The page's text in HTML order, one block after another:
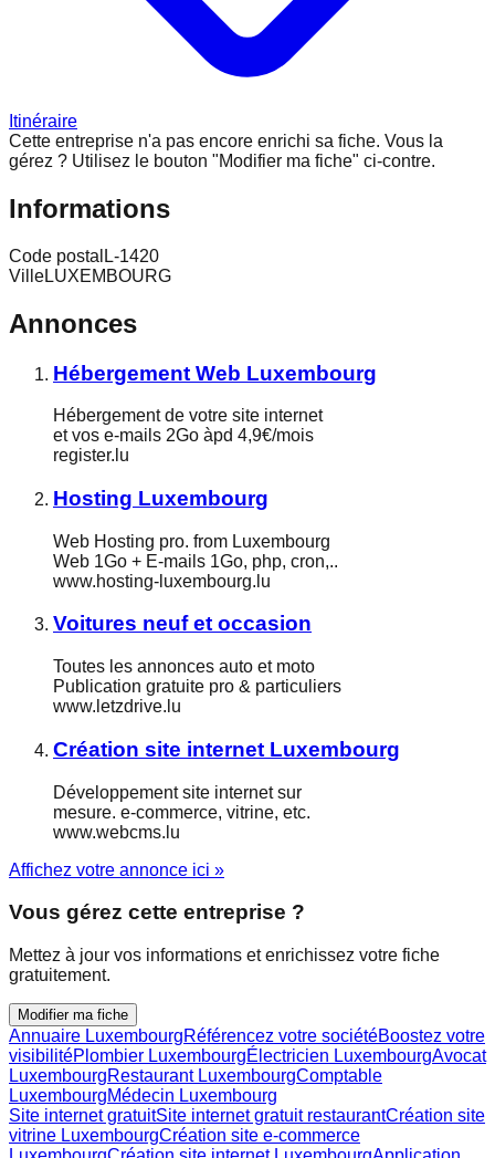
Itinéraire
Cette entreprise n'a pas encore enrichi sa fiche. Vous la
gérez ? Utilisez le bouton "Modifier ma fiche" ci-contre.
Informations
Code postal L-1420
VilleLUXEMBOURG
Annonces
Hébergement Web Luxembourg
Hébergement de votre site internet
et vos e-mails 2Go àpd 4,9€/mois
register.lu
Hosting Luxembourg
Web Hosting pro. from Luxembourg
Web 1Go + E-mails 1Go, php, cron,..
www.hosting-luxembourg.lu
Voitures neuf et occasion
Toutes les annonces auto et moto
Publication gratuite pro & particuliers
www.letzdrive.lu
Création site internet Luxembourg
Développement site internet sur
mesure. e-commerce, vitrine, etc.
www.webcms.lu
Affichez votre annonce ici »
Vous gérez cette entreprise ?
Mettez à jour vos informations et enrichissez votre fiche
gratuitement.
Modifier ma fiche
Annuaire LuxembourgRéférencez votre sociétéBoostez votre
visibilitéPlombier LuxembourgÉlectricien LuxembourgAvocat
LuxembourgRestaurant LuxembourgComptable
LuxembourgMédecin Luxembourg
Site internet gratuitSite internet gratuit restaurantCréation site
vitrine LuxembourgCréation site e-commerce